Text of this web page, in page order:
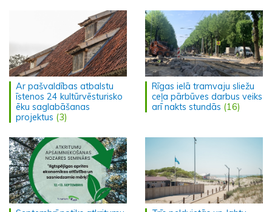
Ar pašvaldības atbalstu
īstenos 24 kultūrvēsturisko
ēku saglabāšanas
projektus (3)
Rīgas ielā tramvaju sliežu
ceļa pārbūves darbus veiks
arī nakts stundās (16)